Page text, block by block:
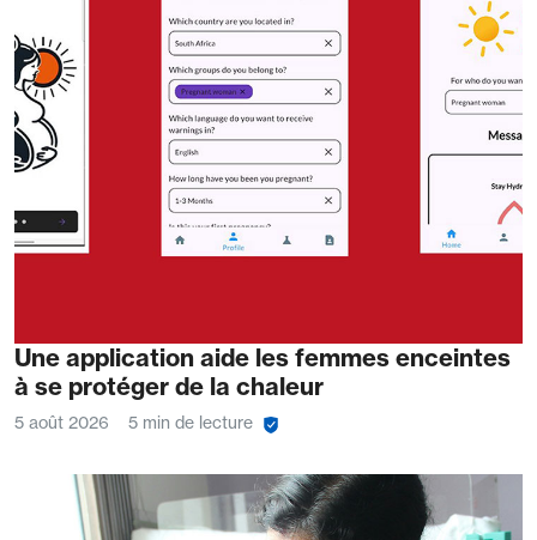
Une application aide les femmes enceintes
à se protéger de la chaleur
5 août 2026 5 min de lecture